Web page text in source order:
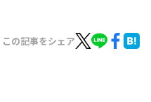
この記事をシェア